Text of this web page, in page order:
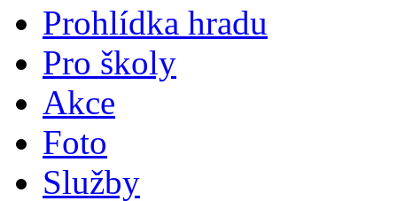
Prohlídka hradu
Pro školy
Akce
Foto
Služby